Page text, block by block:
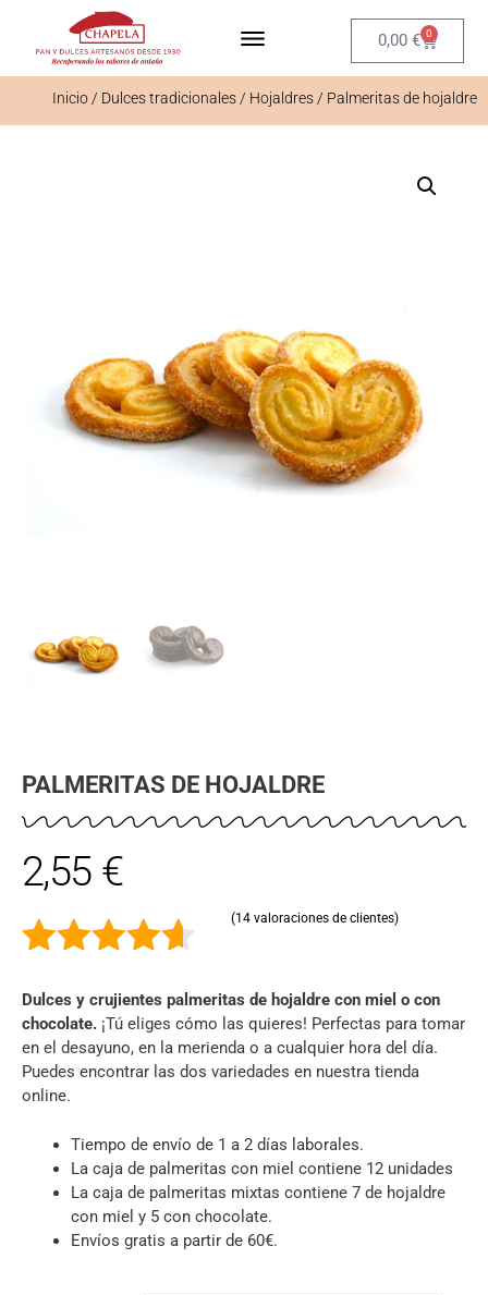
0,00 € 0
Inicio/ Dulces tradicionales/ Hojaldres/ Palmeritas de hojaldre
PALMERITAS DE HOJALDRE
2,55 €
(14 valoraciones de clientes)
Dulces y crujientes palmeritas de hojaldre con miel o con
chocolate. ¡Tú eliges cómo las quieres! Perfectas para tomar
en el desayuno, en la merienda o a cualquier hora del día.
Puedes encontrar las dos variedades en nuestra tienda
online.
Tiempo de envío de 1 a 2 días laborales.
La caja de palmeritas con miel contiene 12 unidades
La caja de palmeritas mixtas contiene 7 de hojaldre
con miel y 5 con chocolate.
Envíos gratis a partir de 60€.